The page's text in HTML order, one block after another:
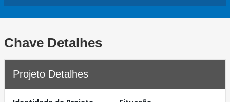
Chave Detalhes
Projeto Detalhes